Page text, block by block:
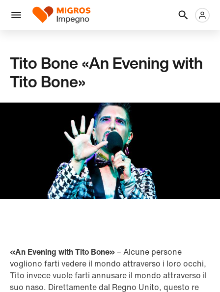
navigazione
Intestazione
Menu
Logo
Tito Bone «An Evening with
Tito Bone»
«An Evening with Tito Bone»– Alcune persone
vogliono farti vedere il mondo attraverso i loro occhi,
Tito invece vuole farti annusare il mondo attraverso il
suo naso. Direttamente dal Regno Unito, questo re